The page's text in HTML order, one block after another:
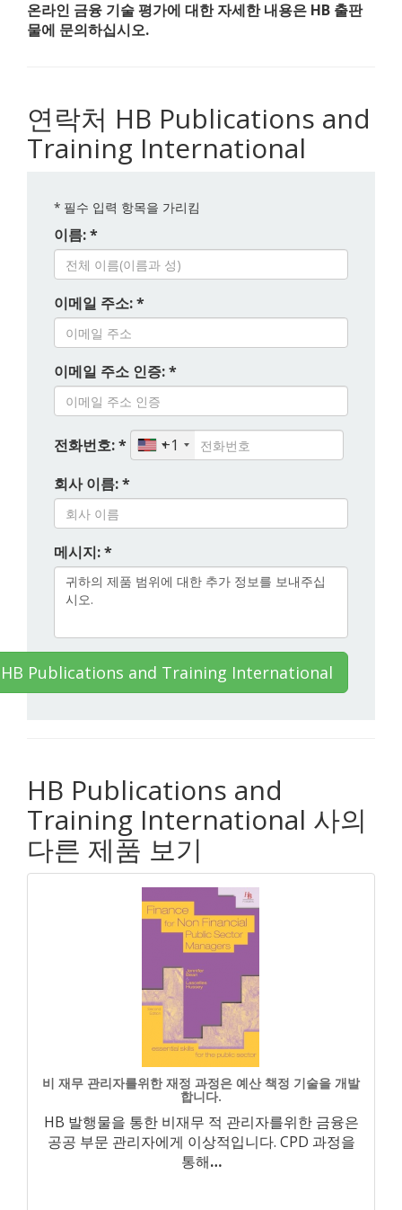
온라인 금융 기술 평가에 대한 자세한 내용은 HB 출판
물에 문의하십시오.
연락처 HB Publications and
Training International
* 필수 입력 항목을 가리킴
이름: *
이메일 주소: *
이메일 주소 인증: *
전화번호: *
+1
회사 이름: *
메시지: *
HB Publications and Training International
HB Publications and
Training International 사의
다른 제품 보기
비 재무 관리자를위한 재정 과정은 예산 책정 기술을 개발
합니다.
HB 발행물을 통한 비재무 적 관리자를위한 금융은
공공 부문 관리자에게 이상적입니다. CPD 과정을
통해…